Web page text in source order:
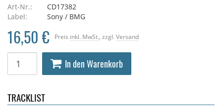
Art-Nr.:
CD17382
Label:
Sony / BMG
Preis inkl. MwSt. , zzgl. Versand
16,50 €
In den Warenkorb
TRACKLIST